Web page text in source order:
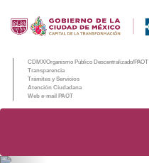
CDMX/Organismo Público Descentralizado/PAOT
Transparencia
Trámites y Servicios
Atención Ciudadana
Web e-mail PAOT